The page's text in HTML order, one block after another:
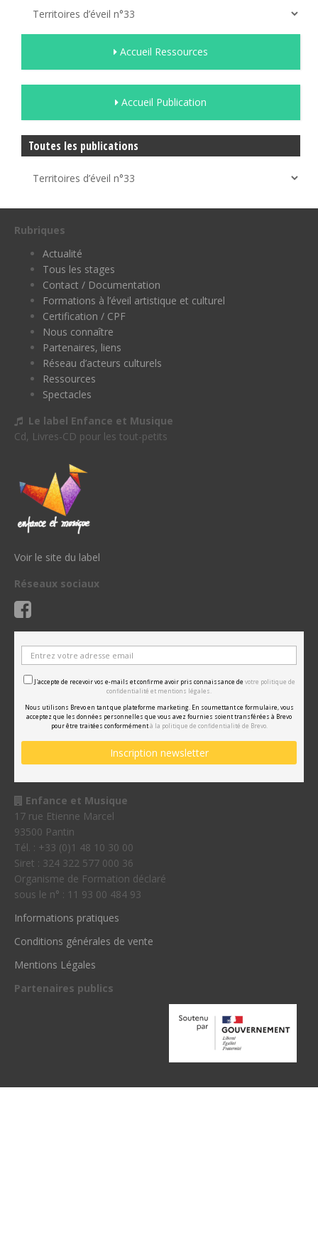
Accueil Ressources
Accueil Publication
Toutes les publications
Rubriques
Actualité
Tous les stages
Contact / Documentation
Formations à l’éveil artistique et culturel
Certification / CPF
Nous connaître
Partenaires, liens
Réseau d’acteurs culturels
Ressources
Spectacles
Le label Enfance et Musique
Cd, Livres-CD pour les tout-petits
Voir le site du label
Réseaux sociaux
J'accepte de recevoir vos e-mails et confirme avoir pris connaissance de votre politique de
confidentialité et mentions légales.
Nous utilisons Brevo en tant que plateforme marketing. En soumettant ce formulaire, vous
acceptez que les données personnelles que vous avez fournies soient transférées à Brevo
pour être traitées conformémentà la politique de confidentialité de Brevo.
Enfance et Musique
17 rue Etienne Marcel
93500 Pantin
Tél. : +33 (0)1 48 10 30 00
Siret : 324 322 577 000 36
Organisme de Formation déclaré
sous le n° : 11 93 00 484 93
Informations pratiques
Conditions générales de vente
Mentions Légales
Partenaires publics